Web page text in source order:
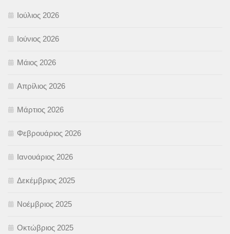
Ιούλιος 2026
Ιούνιος 2026
Μάιος 2026
Απρίλιος 2026
Μάρτιος 2026
Φεβρουάριος 2026
Ιανουάριος 2026
Δεκέμβριος 2025
Νοέμβριος 2025
Οκτώβριος 2025